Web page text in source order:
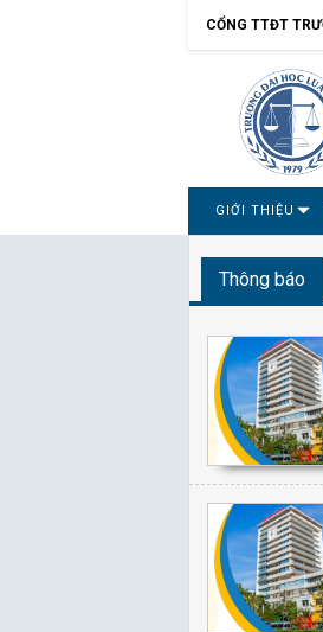
CỔNG TTĐT
GIỚI THIỆU
Thông báo